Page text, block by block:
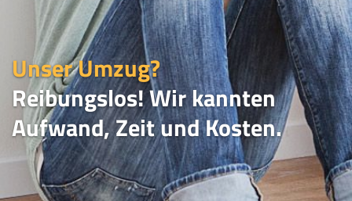
Unser Umzug?
Reibungslos! Wir kannten
Aufwand, Zeit und Kosten.